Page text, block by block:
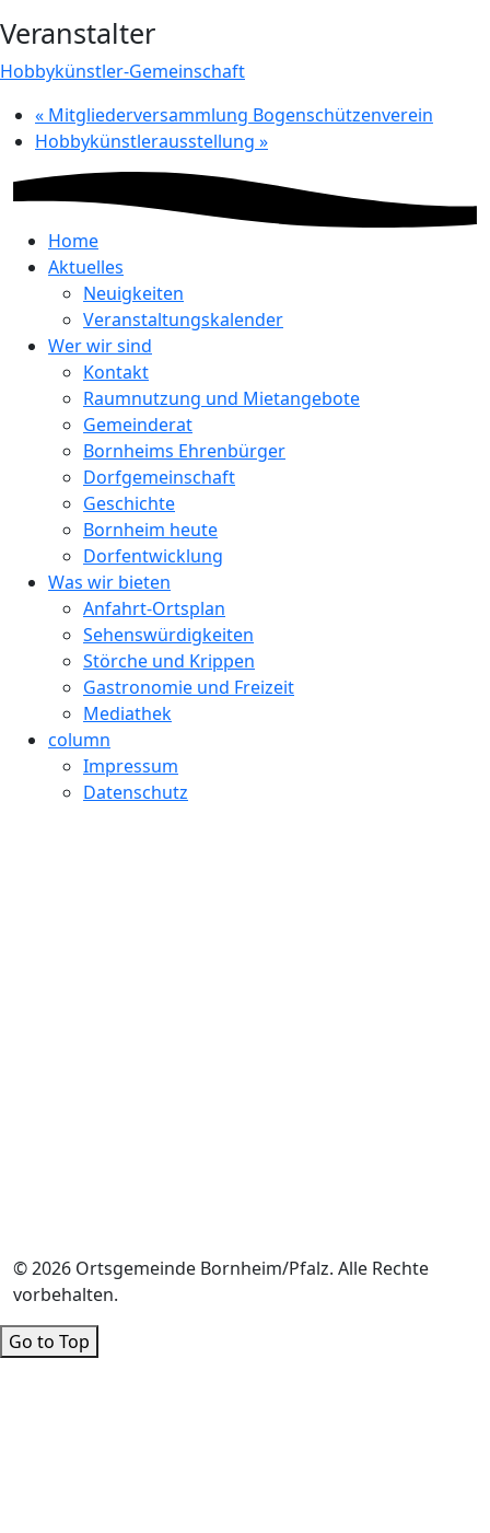
Veranstalter
Hobbykünstler-Gemeinschaft
« Mitgliederversammlung Bogenschützenverein
Hobbykünstlerausstellung »
Home
Aktuelles
Neuigkeiten
Veranstaltungskalender
Wer wir sind
Kontakt
Raumnutzung und Mietangebote
Gemeinderat
Bornheims Ehrenbürger
Dorfgemeinschaft
Geschichte
Bornheim heute
Dorfentwicklung
Was wir bieten
Anfahrt-Ortsplan
Sehenswürdigkeiten
Störche und Krippen
Gastronomie und Freizeit
Mediathek
column
Impressum
Datenschutz
© 2026 Ortsgemeinde Bornheim/Pfalz. Alle Rechte
vorbehalten.
Go to Top